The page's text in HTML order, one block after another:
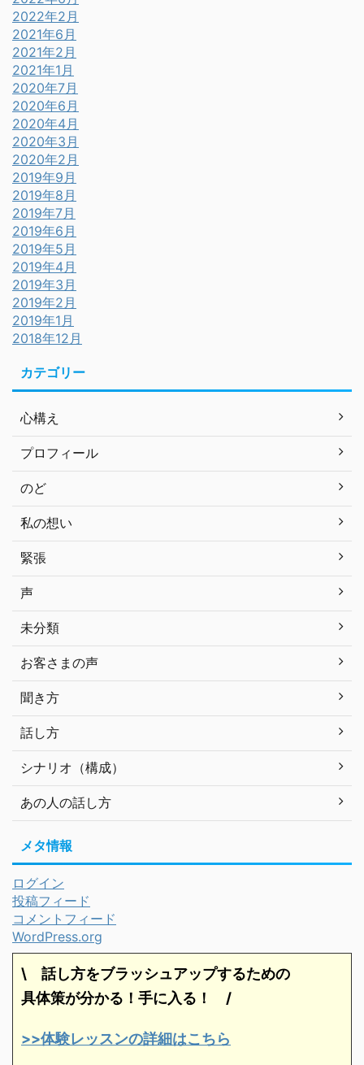
2022年2月
2021年6月
2021年2月
2021年1月
2020年7月
2020年6月
2020年4月
2020年3月
2020年2月
2019年9月
2019年8月
2019年7月
2019年6月
2019年5月
2019年4月
2019年3月
2019年2月
2019年1月
2018年12月
カテゴリー
心構え
プロフィール
のど
私の想い
緊張
声
未分類
お客さまの声
聞き方
話し方
シナリオ（構成）
あの人の話し方
メタ情報
ログイン
投稿フィード
コメントフィード
WordPress.org
\ 話し方をブラッシュアップするための
具体策が分かる！手に入る！ /
>>体験レッスンの詳細はこちら